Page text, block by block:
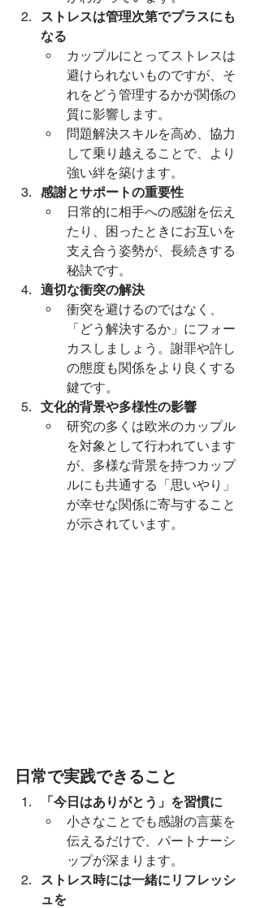
ストレスは管理次第でプラスにも
なる
カップルにとってストレスは
避けられないものですが、そ
れをどう管理するかが関係の
質に影響します。
問題解決スキルを高め、協力
して乗り越えることで、より
強い絆を築けます。
感謝とサポートの重要性
日常的に相手への感謝を伝え
たり、困ったときにお互いを
支え合う姿勢が、長続きする
秘訣です。
適切な衝突の解決
衝突を避けるのではなく、
「どう解決するか」にフォー
カスしましょう。謝罪や許し
の態度も関係をより良くする
鍵です。
文化的背景や多様性の影響
研究の多くは欧米のカップル
を対象として行われています
が、多様な背景を持つカップ
ルにも共通する「思いやり」
が幸せな関係に寄与すること
が示されています。
日常で実践できること
「今日はありがとう」を習慣に
小さなことでも感謝の言葉を
伝えるだけで、パートナーシ
ップが深まります。
ストレス時には一緒にリフレッシ
ュを